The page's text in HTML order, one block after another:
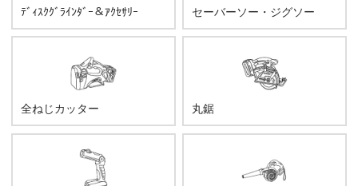
ﾃﾞｨｽｸｸﾞﾗｲﾝﾀﾞｰ＆ｱｸｾｻﾘｰ セーバーソー・ジグソー
全ねじカッター 丸鋸